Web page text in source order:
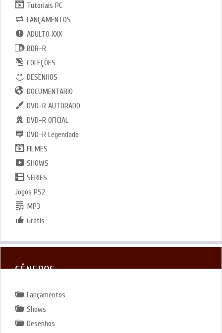
Tutoriais PC
LANÇAMENTOS
ADULTO XXX
BDR-R
COLEÇÕES
DESENHOS
DOCUMENTARIO
DVD-R AUTORADO
DVD-R OFICIAL
DVD-R Legendado
FILMES
SHOWS
SERIES
Jogos PS2
MP3
Grátis
GÊNEROS
Lançamentos
Shows
Desenhos